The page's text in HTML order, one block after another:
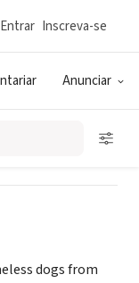
Anunciar
Entrar Inscreva-se
dogs from